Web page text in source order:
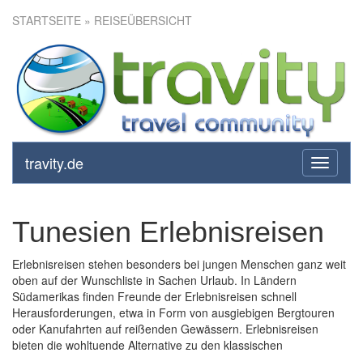
STARTSEITE » REISEÜBERSICHT
toggle
travity.de
Tunesien Erlebnisreisen
Erlebnisreisen stehen besonders bei jungen Menschen ganz weit
oben auf der Wunschliste in Sachen Urlaub. In Ländern
Südamerikas finden Freunde der Erlebnisreisen schnell
Herausforderungen, etwa in Form von ausgiebigen Bergtouren
oder Kanufahrten auf reißenden Gewässern. Erlebnisreisen
bieten die wohltuende Alternative zu den klassischen